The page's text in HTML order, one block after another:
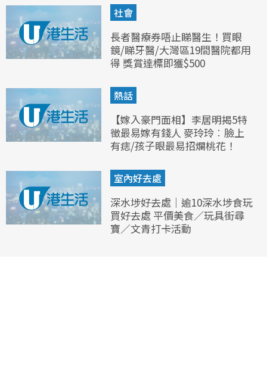
社會
長者醫療券唔止睇醫生！買眼
鏡/睇牙醫/大灣區19間醫院都用
得 獎賞達標即獲$500
熱話
【嫁入豪門面相】李居明揭5特
徵最易嫁有錢人 麥玲玲︰臉上
有痣/孩子眼最易招爛桃花！
室內好去處
深水埗好去處｜逾10深水埗食玩
買好去處 平價美食／玩具街尋
寶／文青打卡活動